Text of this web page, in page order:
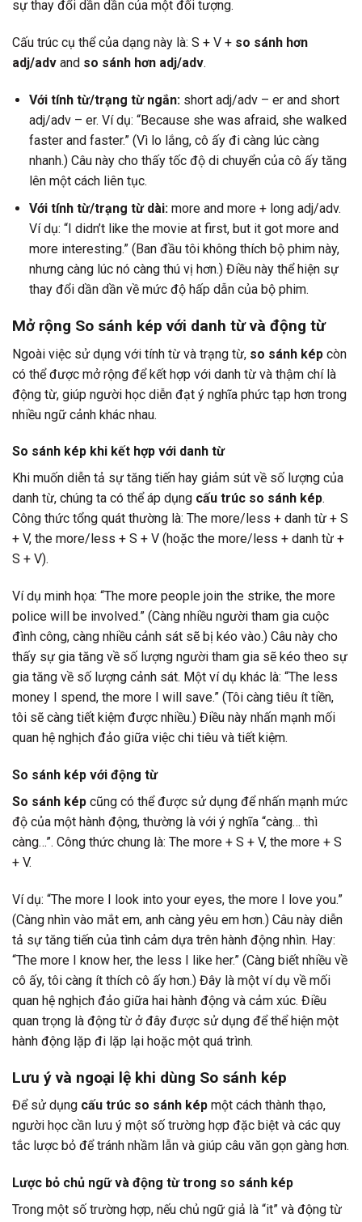
sự thay đổi dần dần của một đối tượng.
Cấu trúc cụ thể của dạng này là: S + V + so sánh hơn
adj/adv and so sánh hơn adj/adv.
Với tính từ/trạng từ ngắn:short adj/adv – er and short
adj/adv – er. Ví dụ: “Because she was afraid, she walked
faster and faster.” (Vì lo lắng, cô ấy đi càng lúc càng
nhanh.) Câu này cho thấy tốc độ di chuyển của cô ấy tăng
lên một cách liên tục.
Với tính từ/trạng từ dài:more and more + long adj/adv.
Ví dụ: “I didn’t like the movie at first, but it got more and
more interesting.” (Ban đầu tôi không thích bộ phim này,
nhưng càng lúc nó càng thú vị hơn.) Điều này thể hiện sự
thay đổi dần dần về mức độ hấp dẫn của bộ phim.
Mở rộng So sánh kép với danh từ và động từ
Ngoài việc sử dụng với tính từ và trạng từ, so sánh kép còn
có thể được mở rộng để kết hợp với danh từ và thậm chí là
động từ, giúp người học diễn đạt ý nghĩa phức tạp hơn trong
nhiều ngữ cảnh khác nhau.
So sánh kép khi kết hợp với danh từ
Khi muốn diễn tả sự tăng tiến hay giảm sút về số lượng của
danh từ, chúng ta có thể áp dụng cấu trúc so sánh kép.
Công thức tổng quát thường là: The more/less + danh từ + S
+ V, the more/less + S + V (hoặc the more/less + danh từ +
S + V).
Ví dụ minh họa: “The more people join the strike, the more
police will be involved.” (Càng nhiều người tham gia cuộc
đình công, càng nhiều cảnh sát sẽ bị kéo vào.) Câu này cho
thấy sự gia tăng về số lượng người tham gia sẽ kéo theo sự
gia tăng về số lượng cảnh sát. Một ví dụ khác là: “The less
money I spend, the more I will save.” (Tôi càng tiêu ít tiền,
tôi sẽ càng tiết kiệm được nhiều.) Điều này nhấn mạnh mối
quan hệ nghịch đảo giữa việc chi tiêu và tiết kiệm.
So sánh kép với động từ
So sánh kép cũng có thể được sử dụng để nhấn mạnh mức
độ của một hành động, thường là với ý nghĩa “càng… thì
càng…”. Công thức chung là: The more + S + V, the more + S
+ V.
Ví dụ: “The more I look into your eyes, the more I love you.”
(Càng nhìn vào mắt em, anh càng yêu em hơn.) Câu này diễn
tả sự tăng tiến của tình cảm dựa trên hành động nhìn. Hay:
“The more I know her, the less I like her.” (Càng biết nhiều về
cô ấy, tôi càng ít thích cô ấy hơn.) Đây là một ví dụ về mối
quan hệ nghịch đảo giữa hai hành động và cảm xúc. Điều
quan trọng là động từ ở đây được sử dụng để thể hiện một
hành động lặp đi lặp lại hoặc một quá trình.
Lưu ý và ngoại lệ khi dùng So sánh kép
Để sử dụng cấu trúc so sánh kép một cách thành thạo,
người học cần lưu ý một số trường hợp đặc biệt và các quy
tắc lược bỏ để tránh nhầm lẫn và giúp câu văn gọn gàng hơn.
Lược bỏ chủ ngữ và động từ trong so sánh kép
Trong một số trường hợp, nếu chủ ngữ giả là “it” và động từ